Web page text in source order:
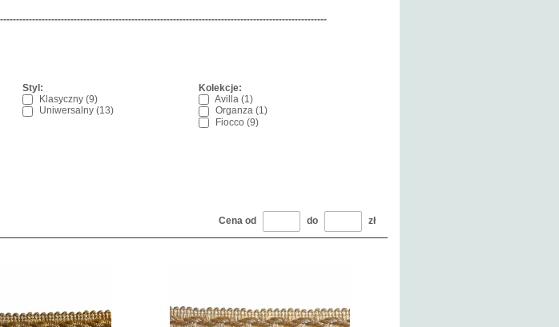
Styl:
Klasyczny (9)
Uniwersalny (13)
Kolekcje:
Avilla (1)
Organza (1)
Fiocco (9)
Cena od do zł